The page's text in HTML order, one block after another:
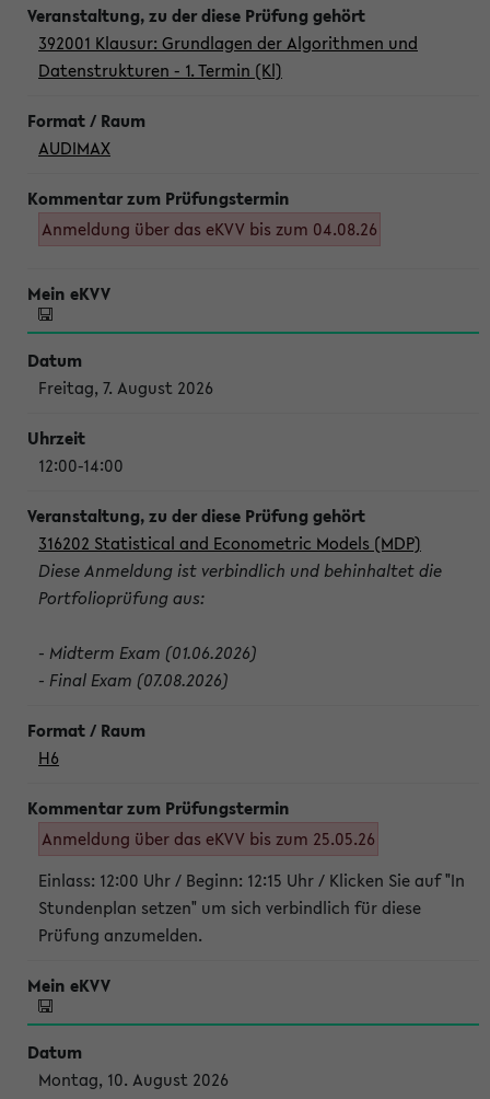
392001 Klausur: Grundlagen der Algorithmen und
Datenstrukturen - 1. Termin (Kl)
AUDIMAX
Anmeldung über das eKVV bis zum 04.08.26
Freitag, 7. August 2026
12:00-14:00
316202 Statistical and Econometric Models (MDP)
Diese Anmeldung ist verbindlich und behinhaltet die
Portfolioprüfung aus:
- Midterm Exam (01.06.2026)
- Final Exam (07.08.2026)
H6
Anmeldung über das eKVV bis zum 25.05.26
Einlass: 12:00 Uhr / Beginn: 12:15 Uhr / Klicken Sie auf "In
Stundenplan setzen" um sich verbindlich für diese
Prüfung anzumelden.
Montag, 10. August 2026